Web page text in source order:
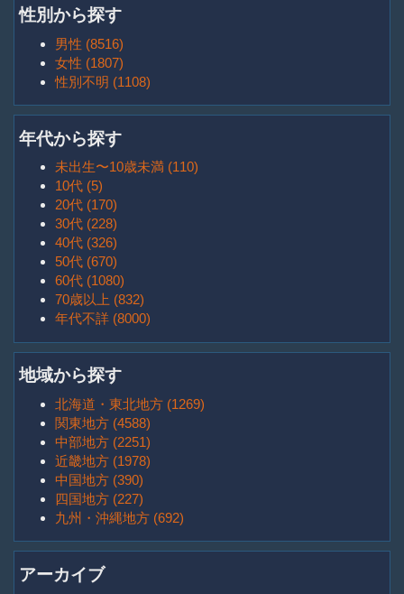
性別から探す
男性 (8516)
女性 (1807)
性別不明 (1108)
年代から探す
未出生〜10歳未満 (110)
10代 (5)
20代 (170)
30代 (228)
40代 (326)
50代 (670)
60代 (1080)
70歳以上 (832)
年代不詳 (8000)
地域から探す
北海道・東北地方 (1269)
関東地方 (4588)
中部地方 (2251)
近畿地方 (1978)
中国地方 (390)
四国地方 (227)
九州・沖縄地方 (692)
アーカイブ